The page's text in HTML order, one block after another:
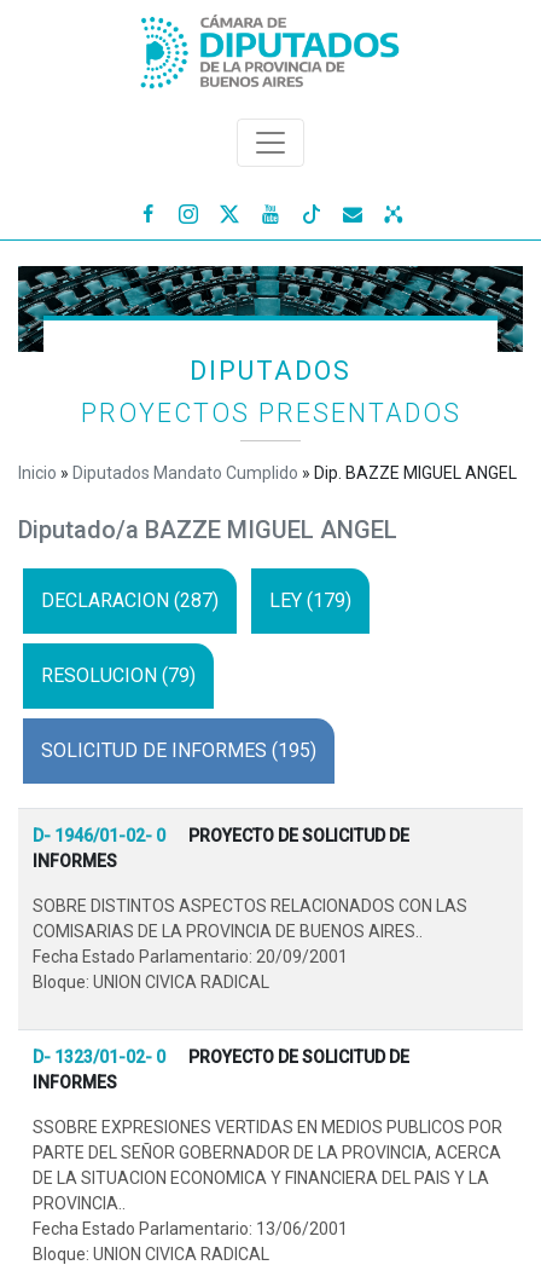
   
DIPUTADOS
PROYECTOS PRESENTADOS
Inicio » Diputados Mandato Cumplido » Dip. BAZZE MIGUEL ANGEL
Diputado/a BAZZE MIGUEL ANGEL
DECLARACION (287) LEY (179)
RESOLUCION (79)
SOLICITUD DE INFORMES (195)
D- 1946/01-02- 0
PROYECTO DE SOLICITUD DE
INFORMES
SOBRE DISTINTOS ASPECTOS RELACIONADOS CON LAS
COMISARIAS DE LA PROVINCIA DE BUENOS AIRES..
Fecha Estado Parlamentario: 20/09/2001
Bloque: UNION CIVICA RADICAL
D- 1323/01-02- 0
PROYECTO DE SOLICITUD DE
INFORMES
SSOBRE EXPRESIONES VERTIDAS EN MEDIOS PUBLICOS POR
PARTE DEL SEÑOR GOBERNADOR DE LA PROVINCIA, ACERCA
DE LA SITUACION ECONOMICA Y FINANCIERA DEL PAIS Y LA
PROVINCIA..
Fecha Estado Parlamentario: 13/06/2001
Bloque: UNION CIVICA RADICAL